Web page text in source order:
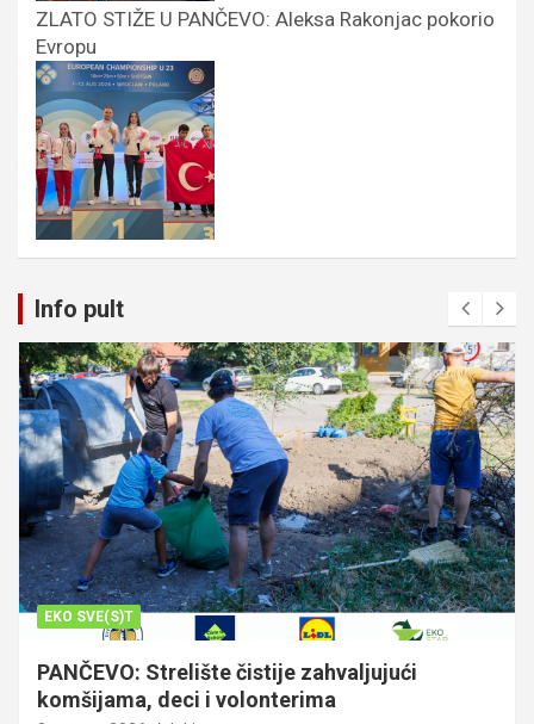
ZLATO STIŽE U PANČEVO: Aleksa Rakonjac pokorio
Evropu
Info pult
EKO SVE(S)T
PANČEVO: Strelište čistije zahvaljujući
komšijama, deci i volonterima